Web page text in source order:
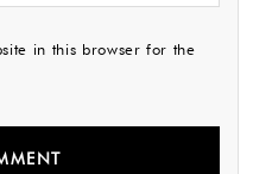
in this browser for the